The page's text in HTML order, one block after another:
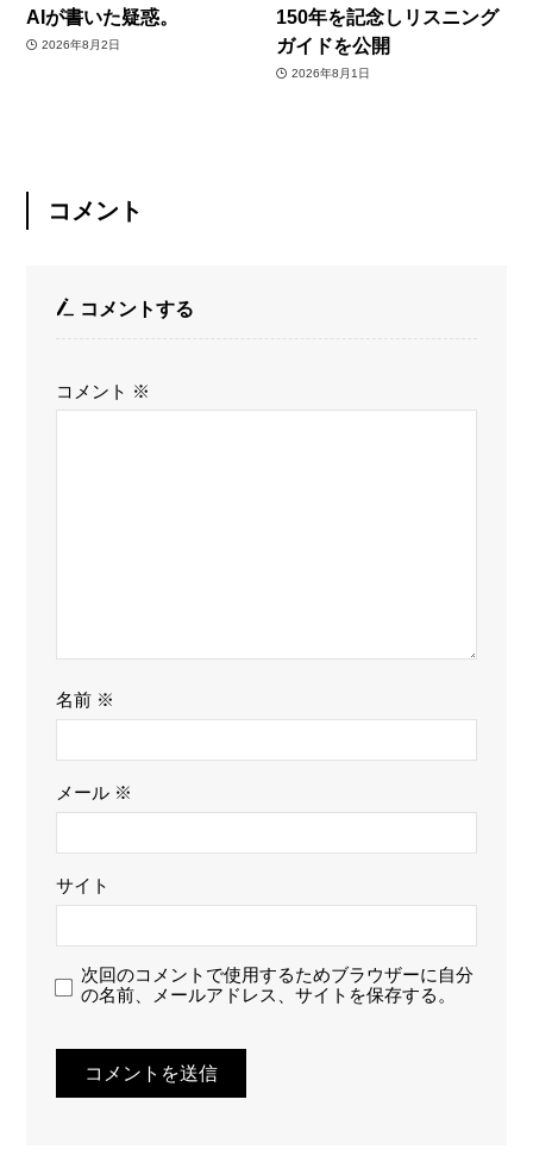
AIが書いた疑惑。
2026年8月2日
150年を記念しリスニング
ガイドを公開
2026年8月1日
コメント
コメントする
コメント ※
名前 ※
メール ※
サイト
次回のコメントで使用するためブラウザーに自分
の名前、メールアドレス、サイトを保存する。